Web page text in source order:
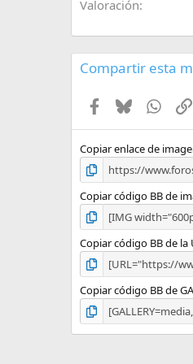
Valoración
Compartir esta
Facebook
Bluesky
Copiar enlace de
Copiar código BB de
Copiar código BB de
Copiar código BB de